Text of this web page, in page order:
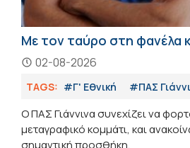
Με τον ταύρο στη φανέλα
02-08-2026
TAGS: #Γ' Εθνική #ΠΑΣ
Ο ΠΑΣ Γιάννινα συνεχίζει να
μεταγραφικό κομμάτι, και
σημαντική προσθήκη.